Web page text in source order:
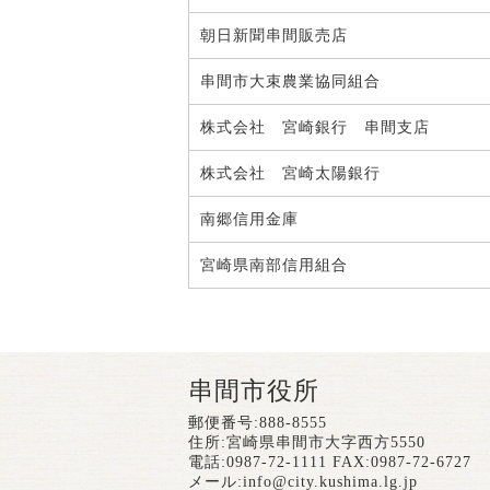
朝日新聞串間販売店
串間市大束農業協同組合
株式会社 宮崎銀行 串間支店
株式会社 宮崎太陽銀行
南郷信用金庫
宮崎県南部信用組合
串間市役所
郵便番号:888-8555
住所:宮崎県串間市大字西方5550
電話:0987-72-1111 FAX:0987-72-6727
メール:info@city.kushima.lg.jp